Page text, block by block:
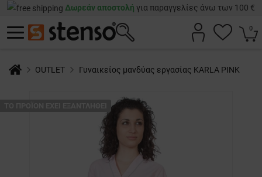
Δωρεάν αποστολή για παραγγελίες άνω των 100 €
0
OUTLET Γυναικείος μανδύας εργασίας KARLA PINK